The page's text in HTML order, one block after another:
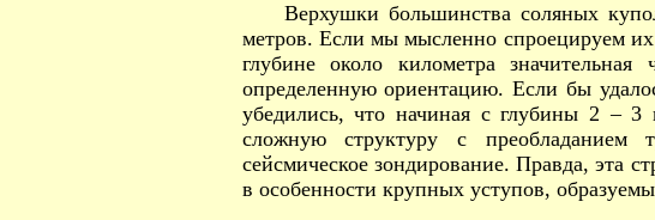
Верхушки большинства соляных
метров. Если мы мысленно спроецируем
глубине около километра
определенную ориентацию. Если бы
убедились, что начиная с глубины 2 – 3
сложную структуру с преобладанием
сейсмическое зондирование. Правда, эта
в особенности крупных уступов,